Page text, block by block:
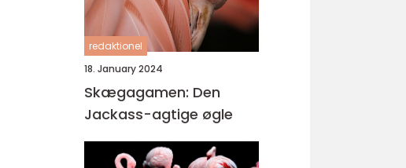
redaktionel
18. January 2024
Skægagamen: Den
Jackass-agtige øgle